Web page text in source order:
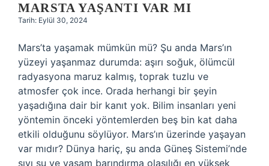
MARSTA YAŞANTI VAR MI
Tarih: Eylül 30, 2024
Mars’ta yaşamak mümkün mü? Şu anda Mars’ın
yüzeyi yaşanmaz durumda: aşırı soğuk, ölümcül
radyasyona maruz kalmış, toprak tuzlu ve
atmosfer çok ince. Orada herhangi bir şeyin
yaşadığına dair bir kanıt yok. Bilim insanları yeni
yöntemin önceki yöntemlerden beş bin kat daha
etkili olduğunu söylüyor. Mars’ın üzerinde yaşayan
var mıdır? Dünya hariç, şu anda Güneş Sistemi’nde
sıvı su ve yaşam barındırma olasılığı en yüksek